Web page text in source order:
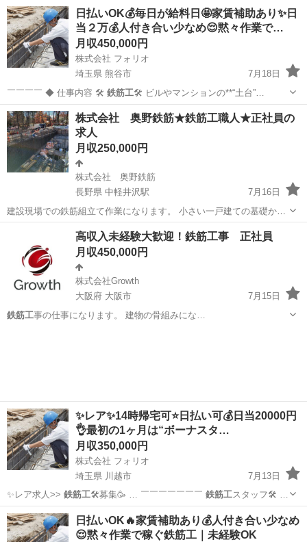
埼玉 新座市 技術 鉄筋工
日払いOK💰毎日が給料日🤩家賃補助あり✨日
当２万💰人付き合い少なめ😌黙々作業で…
月収450,000円
株式会社 フォリオ
埼玉県 熊谷市
7月18日
￣￣￣￣ ◆ 仕事内容 🛠️ 鉄筋工🛠️ ビルやマンションの**“土台”…
埼玉 熊谷市 鳶職 未経験
株式会社 奥野鉄筋★鉄筋工職人★正社員の
求人
月収250,000円
株式会社 奥野鉄筋
長野県 中軽井沢駅
7月16日
建設現場での鉄筋組立て作業になります。 小さい一戸建ての基礎から
マンション、学校等の大型物件も手掛けているので、仕事がきれずに
安定した収入です。 ★未経験者でも月給25万～スタート★ ★社会保険
加入★ ★建退共による退職金加...
北佐久郡 中軽井沢駅 土木 鉄筋工
高収入未経験大歓迎！鉄筋工事 正社員
月収450,000円
株式会社Growth
大阪府 大阪市
7月15日
鉄筋工事の仕事になります。 建物の骨組みにな…
✨レア✨14時帰宅可⭐️日払い可💰日当20000円
👌最初の1ヶ月は“ボーナスタ…
月収350,000円
株式会社 フォリオ
埼玉県 川越市
7月13日
✨レア求人>> 鉄筋工 🛠️募集🥳 … ￣￣￣￣￣￣￣ 鉄筋工 スタッフ🛠️ …
埼玉 川越市 その他 レア
日払いOK🔥家賃補助あり💰人付き合い少なめ
😌黙々作業で稼ぐ鉄筋工｜未経験OK